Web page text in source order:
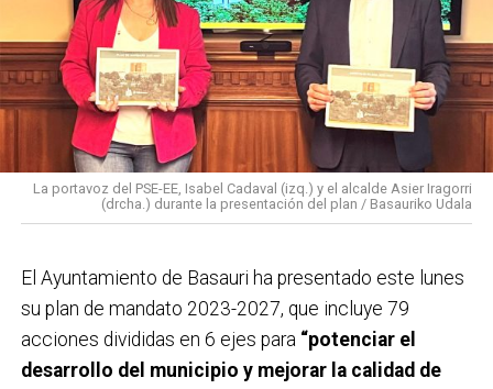
La portavoz del PSE-EE, Isabel Cadaval (izq.) y el alcalde Asier Iragorri
(drcha.) durante la presentación del plan / Basauriko Udala
El Ayuntamiento de Basauri ha presentado este lunes
su plan de mandato 2023-2027, que incluye 79
acciones divididas en 6 ejes para “potenciar el
desarrollo del municipio y mejorar la calidad de